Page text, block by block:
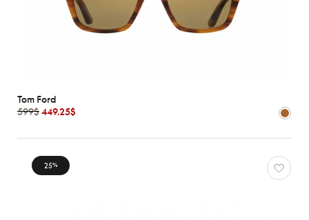
Tom Ford
599$449.25$
25%